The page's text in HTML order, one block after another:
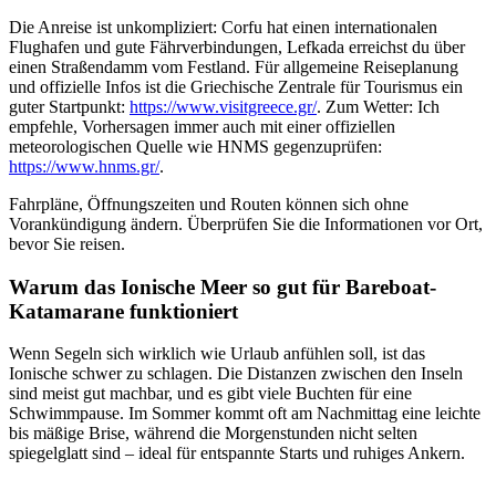
Die Anreise ist unkompliziert: Corfu hat einen internationalen
Flughafen und gute Fährverbindungen, Lefkada erreichst du über
einen Straßendamm vom Festland. Für allgemeine Reiseplanung
und offizielle Infos ist die Griechische Zentrale für Tourismus ein
guter Startpunkt: https://www.visitgreece.gr/. Zum Wetter: Ich
empfehle, Vorhersagen immer auch mit einer offiziellen
meteorologischen Quelle wie HNMS gegenzuprüfen:
https://www.hnms.gr/.
Fahrpläne, Öffnungszeiten und Routen können sich ohne
Vorankündigung ändern. Überprüfen Sie die Informationen vor Ort,
bevor Sie reisen.
Warum das Ionische Meer so gut für Bareboat-
Katamarane funktioniert
Wenn Segeln sich wirklich wie Urlaub anfühlen soll, ist das
Ionische schwer zu schlagen. Die Distanzen zwischen den Inseln
sind meist gut machbar, und es gibt viele Buchten für eine
Schwimmpause. Im Sommer kommt oft am Nachmittag eine leichte
bis mäßige Brise, während die Morgenstunden nicht selten
spiegelglatt sind – ideal für entspannte Starts und ruhiges Ankern.